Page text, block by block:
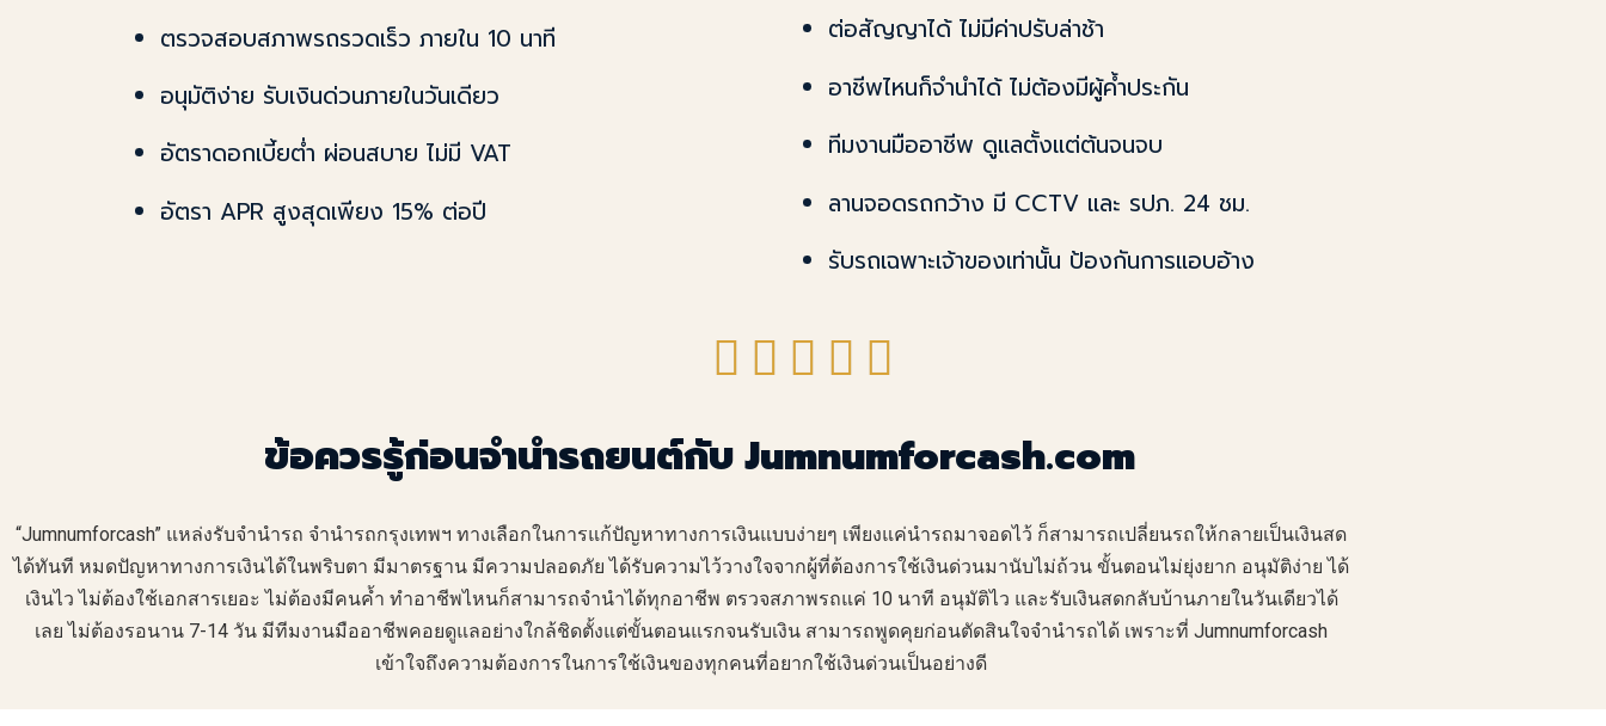
ตรวจสอบสภาพรถรวดเร็ว ภายใน 10 นาที
อนุมัติง่าย รับเงินด่วนภายในวันเดียว
อัตราดอกเบี้ยต่ำ ผ่อนสบาย ไม่มี VAT
อัตรา APR สูงสุดเพียง 15% ต่อปี
ต่อสัญญาได้ ไม่มีค่าปรับล่าช้า
อาชีพไหนก็จำนำได้ ไม่ต้องมีผู้ค้ำประกัน
ทีมงานมืออาชีพ ดูแลตั้งแต่ต้นจนจบ
ลานจอดรถกว้าง มี CCTV และ รปภ. 24 ชม.
รับรถเฉพาะเจ้าของเท่านั้น ป้องกันการแอบอ้าง
ข้อควรรู้ก่อนจำนำรถยนต์กับ Jumnumforcash.com
“Jumnumforcash” แหล่งรับจำนำรถ จำนำรถกรุงเทพฯ ทางเลือกในการแก้ปัญหาทางการเงินแบบง่ายๆ เพียงแค่นำรถมาจอดไว้ ก็สามารถเปลี่ยนรถให้กลายเป็นเงินสด
ได้ทันที หมดปัญหาทางการเงินได้ในพริบตา มีมาตรฐาน มีความปลอดภัย ได้รับความไว้วางใจจากผู้ที่ต้องการใช้เงินด่วนมานับไม่ถ้วน ขั้นตอนไม่ยุ่งยาก อนุมัติง่าย ได้
เงินไว ไม่ต้องใช้เอกสารเยอะ ไม่ต้องมีคนค้ำ ทำอาชีพไหนก็สามารถจำนำได้ทุกอาชีพ ตรวจสภาพรถแค่ 10 นาที อนุมัติไว และรับเงินสดกลับบ้านภายในวันเดียวได้
เลย ไม่ต้องรอนาน 7-14 วัน มีทีมงานมืออาชีพคอยดูแลอย่างใกล้ชิดตั้งแต่ขั้นตอนแรกจนรับเงิน สามารถพูดคุยก่อนตัดสินใจจำนำรถได้ เพราะที่ Jumnumforcash
เข้าใจถึงความต้องการในการใช้เงินของทุกคนที่อยากใช้เงินด่วนเป็นอย่างดี